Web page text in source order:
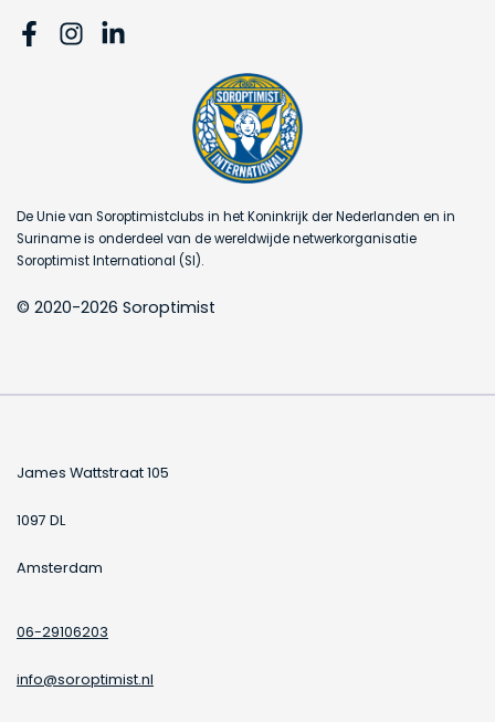
De Unie van Soroptimistclubs in het Koninkrijk der Nederlanden en in
Suriname is onderdeel van de wereldwijde netwerkorganisatie
Soroptimist International (SI).
© 2020-2026 Soroptimist
James Wattstraat 105
1097 DL
Amsterdam
06-29106203
info@soroptimist.nl